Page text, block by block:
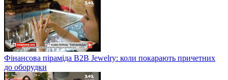
Фінансова піраміда B2B Jewelry: коли покарають причетних
до оборудки